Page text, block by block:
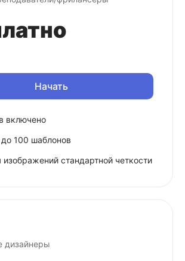
Начать
включено
100 шаблонов
изображений стандартной четкости
дизайнеры